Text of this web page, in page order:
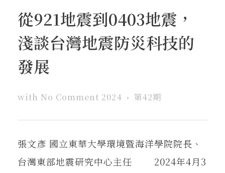
從921地震到0403地震，
淺談台灣地震防災科技的
發展
with No Comment 2024 第42期
張文彥 國立東華大學環境暨海洋學院院長、
台灣東部地震研究中心主任 2024年4月3